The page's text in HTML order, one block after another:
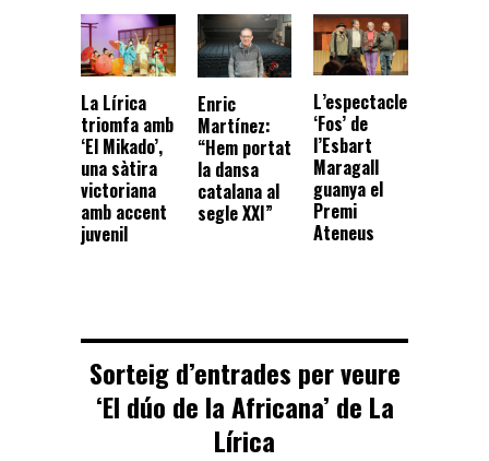
La Lírica
triomfa amb
‘El Mikado’,
una sàtira
victoriana
amb accent
juvenil
Enric
Martínez:
“Hem portat
la dansa
catalana al
segle XXI”
L’espectacle
‘Fos’ de
l’Esbart
Maragall
guanya el
Premi
Ateneus
Sorteig d’entrades per veure
‘El dúo de la Africana’ de La
Lírica